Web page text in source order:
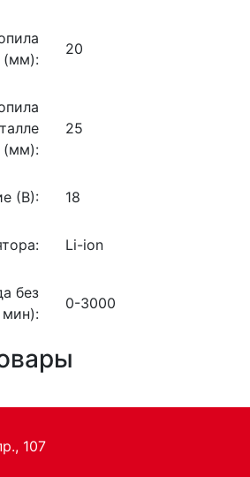
(мм):
20
(мм):
25
(В): 18
Li-ion
без
мин):
0-3000
107